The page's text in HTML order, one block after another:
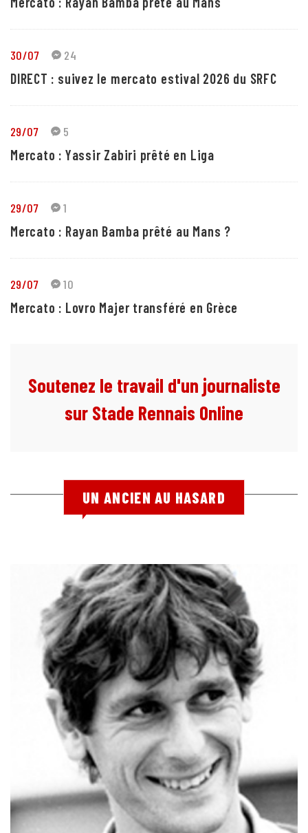
30/07 24
DIRECT : suivez le mercato estival 2026 du SRFC
29/07 5
Mercato : Yassir Zabiri prêté en Liga
29/07 1
Mercato : Rayan Bamba prêté au Mans ?
29/07 10
Mercato : Lovro Majer transféré en Grèce
Soutenez le travail d'un journaliste
sur Stade Rennais Online
UN ANCIEN AU HASARD